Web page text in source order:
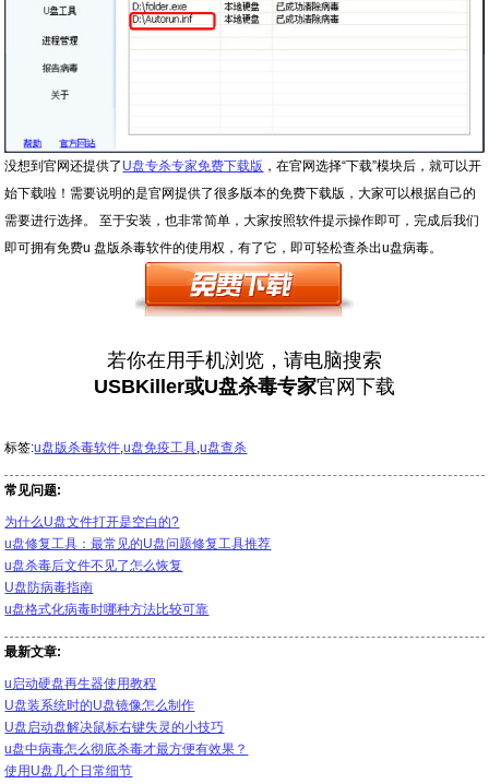
没想到官网还提供了 U盘专杀专家免费下载版 ，在官网选择“下载”模块后，就可以开
始下载啦！需要说明的是官网提供了很多版本的免费下载版，大家可以根据自己的
需要进行选择。 至于安装，也非常简单，大家按照软件提示操作即可，完成后我们
即可拥有免费u 盘版杀毒软件的使用权，有了它，即可轻松查杀出u盘病毒。
若你在用手机浏览，请电脑搜索
USBKiller或U盘杀毒专家官网下载
标签:u盘版杀毒软件,u盘免疫工具,u盘查杀
常见问题:
为什么U盘文件打开是空白的?
u盘修复工具：最常见的U盘问题修复工具推荐
u盘杀毒后文件不见了怎么恢复
U盘防病毒指南
u盘格式化病毒时哪种方法比较可靠
最新文章:
u启动硬盘再生器使用教程
U盘装系统时的U盘镜像怎么制作
U盘启动盘解决鼠标右键失灵的小技巧
u盘中病毒怎么彻底杀毒才最方便有效果？
使用U盘几个日常细节